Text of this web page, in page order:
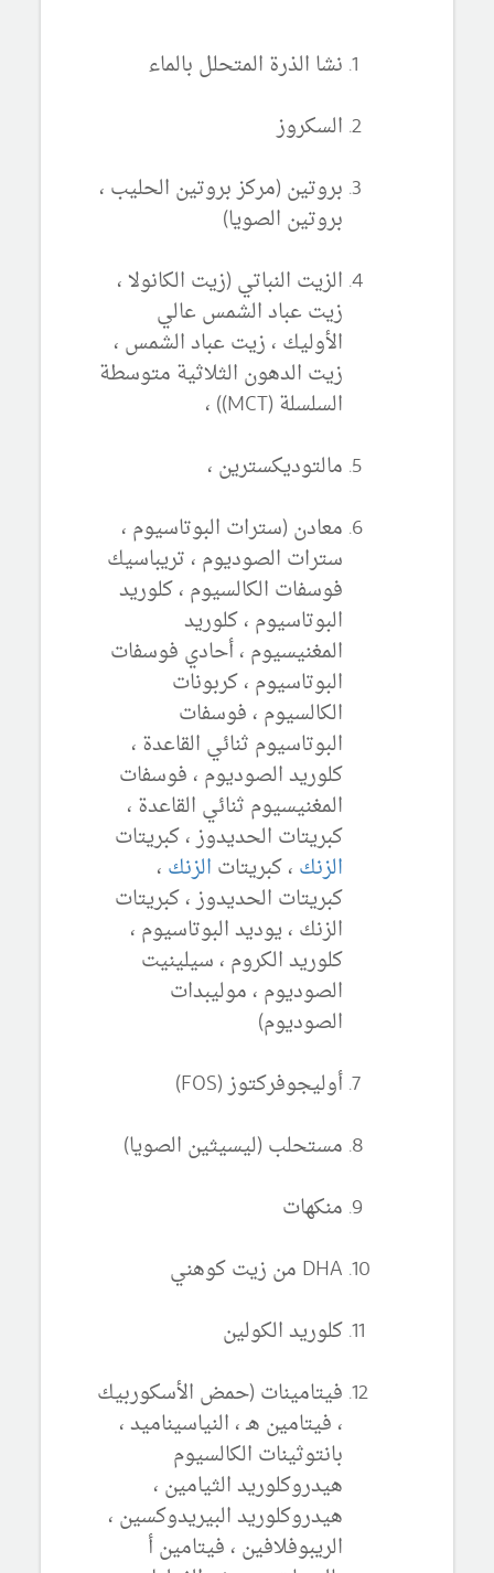
نشا الذرة المتحلل بالماء
السكروز
بروتين (مركز بروتين الحليب ،
بروتين الصويا)
الزيت النباتي (زيت الكانولا ،
زيت عباد الشمس عالي
الأوليك ، زيت عباد الشمس ،
زيت الدهون الثلاثية متوسطة
السلسلة (MCT)) ،
مالتوديكسترين ،
معادن (سترات البوتاسيوم ،
سترات الصوديوم ، تريباسيك
فوسفات الكالسيوم ، كلوريد
البوتاسيوم ، كلوريد
المغنيسيوم ، أحادي فوسفات
البوتاسيوم ، كربونات
الكالسيوم ، فوسفات
البوتاسيوم ثنائي القاعدة ،
كلوريد الصوديوم ، فوسفات
المغنيسيوم ثنائي القاعدة ،
كبريتات الحديدوز ، كبريتات
الزنك ، كبريتات الزنك ،
كبريتات الحديدوز ، كبريتات
الزنك ، يوديد البوتاسيوم ،
كلوريد الكروم ، سيلينيت
الصوديوم ، موليبدات
الصوديوم)
أوليجوفركتوز (FOS)
مستحلب (ليسيثين الصويا)
منكهات
DHA من زيت كوهني
كلوريد الكولين
فيتامينات (حمض الأسكوربيك
، فيتامين هـ ، النياسيناميد ،
بانتوثينات الكالسيوم
هيدروكلوريد الثيامين ،
هيدروكلوريد البيريدوكسين ،
الريبوفلافين ، فيتامين أ